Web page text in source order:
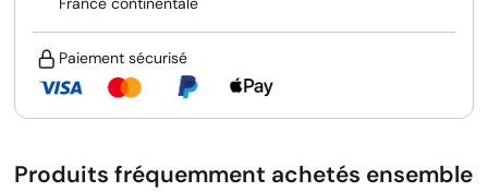
Paiement sécurisé
Produits fréquemment achetés ensemble